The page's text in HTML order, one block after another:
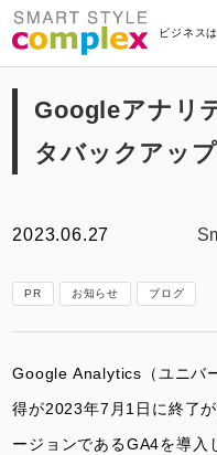
埼玉県
ビジネス
Googleアナリ
タバックアッ
2023.06.27
PR お知らせ ブログ
Google Analytics（ユニバ
得が2023年7月1日に終了
ージョンであるGA4を導入